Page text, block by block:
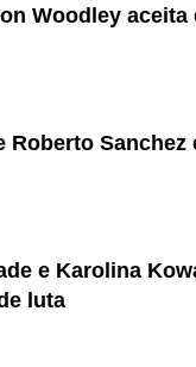
Woodley
Roberto Sanchez
e Karolina
luta